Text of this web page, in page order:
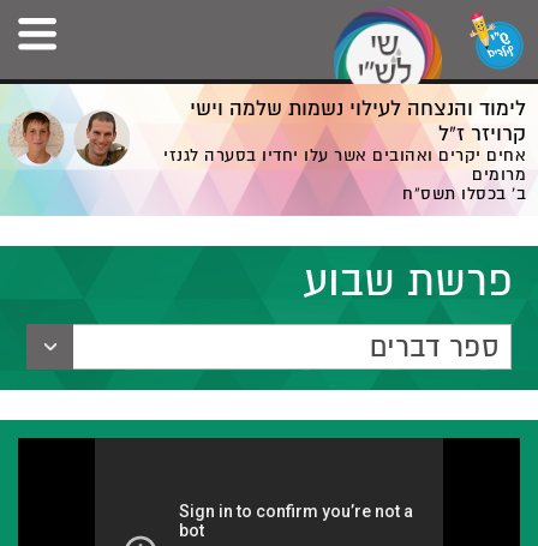
לימוד והנצחה לעילוי נשמות שלמה וישי
קרויזר ז”ל
אחים יקרים ואהובים אשר עלו יחדיו בסערה לגנזי
מרומים
ב' בכסלו תשס”ח
פרשת שבוע
ספר דברים